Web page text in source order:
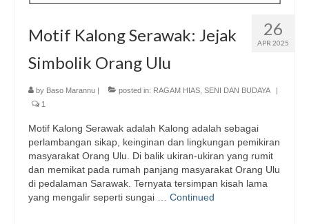
26
APR 2025
Motif Kalong Serawak: Jejak
Simbolik Orang Ulu
by Baso Marannu | posted in: RAGAM HIAS SENI DAN BUDAYA
|
1
Motif Kalong Serawak adalah Kalong adalah sebagai
perlambangan sikap, keinginan dan lingkungan pemikiran
masyarakat Orang Ulu. Di balik ukiran-ukiran yang rumit
dan memikat pada rumah panjang masyarakat Orang Ulu
di pedalaman Sarawak. Ternyata tersimpan kisah lama
yang mengalir seperti sungai … Continued